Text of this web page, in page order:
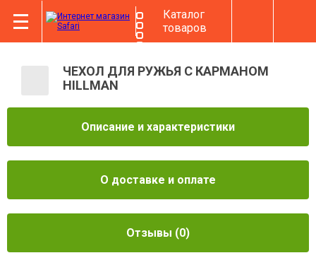
Каталог
товаров
ЧЕХОЛ ДЛЯ РУЖЬЯ С КАРМАНОМ
HILLMAN
Описание и характеристики
О доставке и оплате
Отзывы (0)